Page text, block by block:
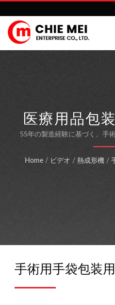
医療用品包
成
55年の製造経験に基づく、手
動包装ソリ
Home / ビデオ / 熱成形機 /
手術用手袋包装